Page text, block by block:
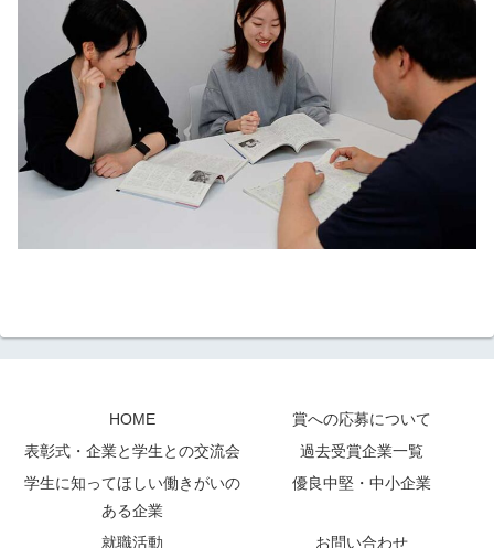
HOME
賞への応募について
表彰式・企業と学生との交流会
過去受賞企業一覧
学生に知ってほしい働きがいの
ある企業
優良中堅・中小企業
就職活動 お問い合わせ